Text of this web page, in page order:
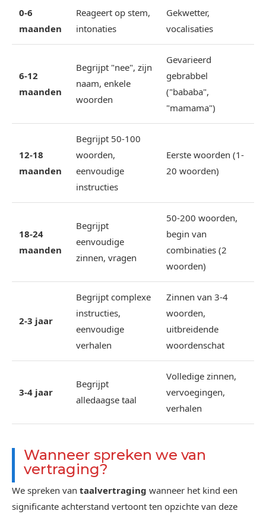
0-6
maanden
Reageert op stem,
intonaties
Gekwetter,
vocalisaties
6-12
maanden
Begrijpt "nee", zijn
naam, enkele
woorden
Gevarieerd
gebrabbel
("bababa",
"mamama")
12-18
maanden
Begrijpt 50-100
woorden,
eenvoudige
instructies
Eerste woorden (1-
20 woorden)
18-24
maanden
Begrijpt
eenvoudige
zinnen, vragen
50-200 woorden,
begin van
combinaties (2
woorden)
2-3 jaar
Begrijpt complexe
instructies,
eenvoudige
verhalen
Zinnen van 3-4
woorden,
uitbreidende
woordenschat
3-4 jaar
Begrijpt
alledaagse taal
Volledige zinnen,
vervoegingen,
verhalen
Wanneer spreken we van
vertraging?
We spreken van taalvertraging wanneer het kind een
significante achterstand vertoont ten opzichte van deze